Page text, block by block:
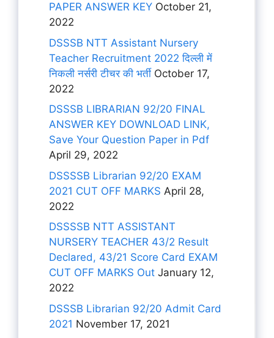
PAPER ANSWER KEY October 21,
2022
DSSSB NTT Assistant Nursery
Teacher Recruitment 2022 दिल्ली में
निकली नर्सरी टीचर की भर्ती October 17,
2022
DSSSB LIBRARIAN 92/20 FINAL
ANSWER KEY DOWNLOAD LINK,
Save Your Question Paper in Pdf
April 29, 2022
DSSSSB Librarian 92/20 EXAM
2021 CUT OFF MARKS April 28,
2022
DSSSSB NTT ASSISTANT
NURSERY TEACHER 43/2 Result
Declared, 43/21 Score Card EXAM
CUT OFF MARKS Out January 12,
2022
DSSSB Librarian 92/20 Admit Card
2021 November 17, 2021